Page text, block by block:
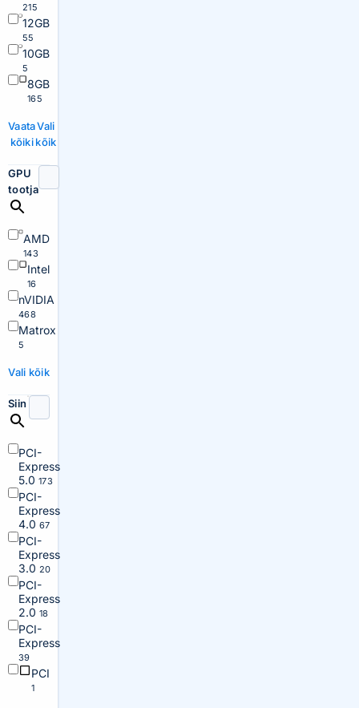
215
12GB
55
10GB
5
8GB
165
Vaata
kõiki
Vali
kõik
GPU
tootja
AMD
143
Intel
16
nVIDIA
468
Matrox
5
Vali kõik
Siin
PCI-
Express
5.0 173
PCI-
Express
4.0 67
PCI-
Express
3.0 20
PCI-
Express
2.0 18
PCI-
Express
39
PCI
1